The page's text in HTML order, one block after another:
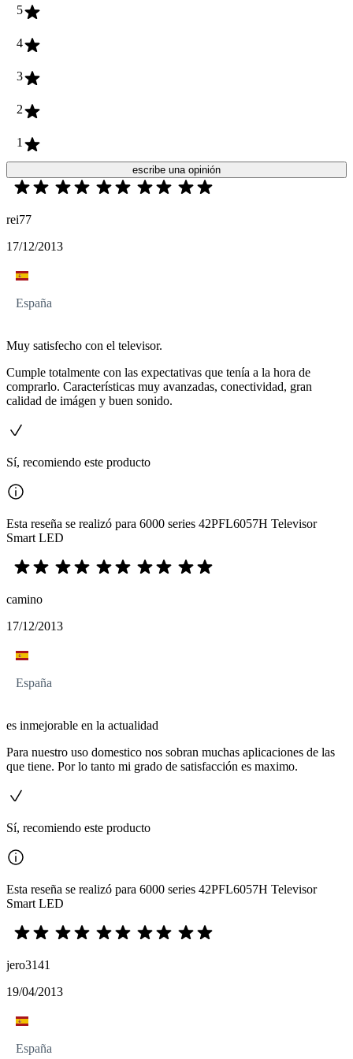
5
4
3
2
1
escribe una opinión
rei77
17/12/2013
España
Muy satisfecho con el televisor.
Cumple totalmente con las expectativas que tenía a la hora de
comprarlo. Características muy avanzadas, conectividad, gran
calidad de imágen y buen sonido.
Sí, recomiendo este producto
Esta reseña se realizó para 6000 series 42PFL6057H Televisor
Smart LED
camino
17/12/2013
España
es inmejorable en la actualidad
Para nuestro uso domestico nos sobran muchas aplicaciones de las
que tiene. Por lo tanto mi grado de satisfacción es maximo.
Sí, recomiendo este producto
Esta reseña se realizó para 6000 series 42PFL6057H Televisor
Smart LED
jero3141
19/04/2013
España